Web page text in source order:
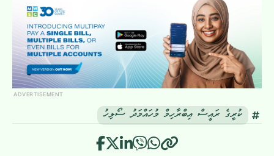
ADVERTISEMENT
ކުރީގެ ރައީސް އިބްރާހިމް މުހައްމަދު ސޯލިހު